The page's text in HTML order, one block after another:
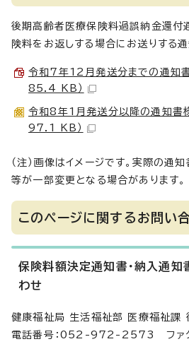
後期高齢者医療保険料過誤納金還付
険料をお返しする場合にお送りする通
令和7年12月発送分までの通知
85.4 KB）
令和8年1月発送分以降の通知書
97.1 KB）
（注）画像はイメージです。実際の通
等が一部変更となる場合があります。
このページに関するお問い
保険料額決定通知書・納入通知
わせ
健康福祉局 生活福祉部 医療福祉課
電話番号：052-972-2573 ファ